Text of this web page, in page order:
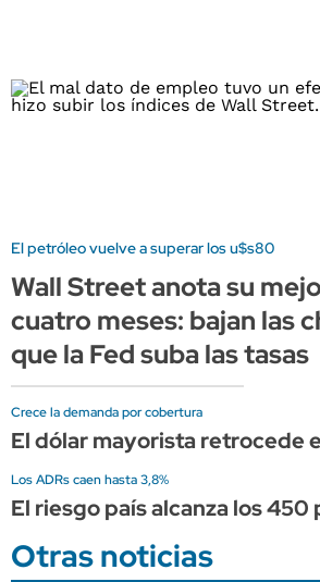
El petróleo vuelve a superar los u$s80
Wall Street anota su
cuatro meses: bajan las
que la Fed suba las tasas
Crece la demanda por cobertura
El dólar mayorista retrocede
Los ADRs caen hasta 3,8%
El riesgo país alcanza los
Otras noticias